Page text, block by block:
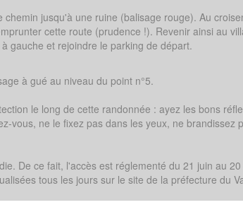
jusqu'à une ruine (balisage rouge). Au
cette route (prudence !). Revenir ainsi au
gauche et rejoindre le parking de départ.
à gué au niveau du point n°5.
le long de cette randonnée : ayez les bons
vous, ne le fixez pas dans les yeux, ne brandissez
De ce fait, l'accès est réglementé du 21 juin au
tous les jours sur le site de la préfecture du